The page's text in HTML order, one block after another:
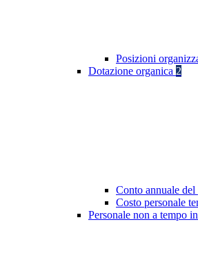
Posizioni
Dotazione organica 2
Conto annuale del
Costo personale
Personale non a tempo